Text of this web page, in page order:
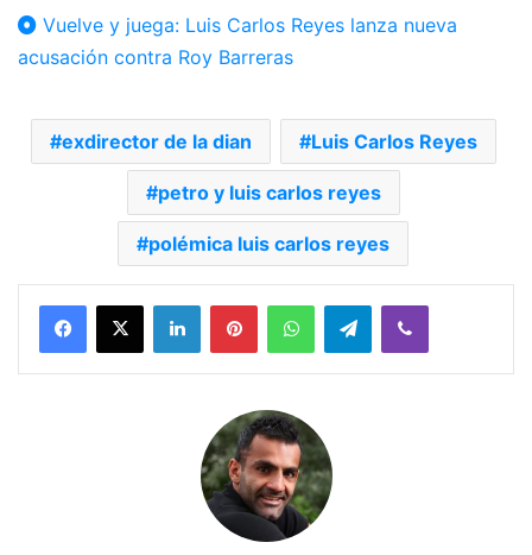
Vuelve y juega: Luis Carlos Reyes lanza nueva
acusación contra Roy Barreras
exdirector de la dian Luis Carlos Reyes
petro y luis carlos reyes
polémica luis carlos reyes
Facebook
X LinkedInPinterestWhatsAppTelegramViber